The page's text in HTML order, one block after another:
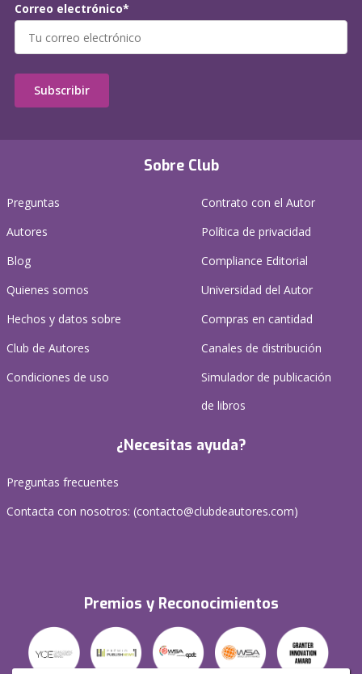
Sobre Club
Preguntas
Autores
Blog
Quienes somos
Hechos y datos sobre
Club de Autores
Condiciones de uso
Contrato con el Autor
Política de privacidad
Compliance Editorial
Universidad del Autor
Compras en cantidad
Canales de distribución
Simulador de publicación
de libros
¿Necesitas ayuda?
Preguntas frecuentes
Contacta con nosotros: (contacto@clubdeautores.com)
Premios y Reconocimientos
Correo electrónico*
Subscribir